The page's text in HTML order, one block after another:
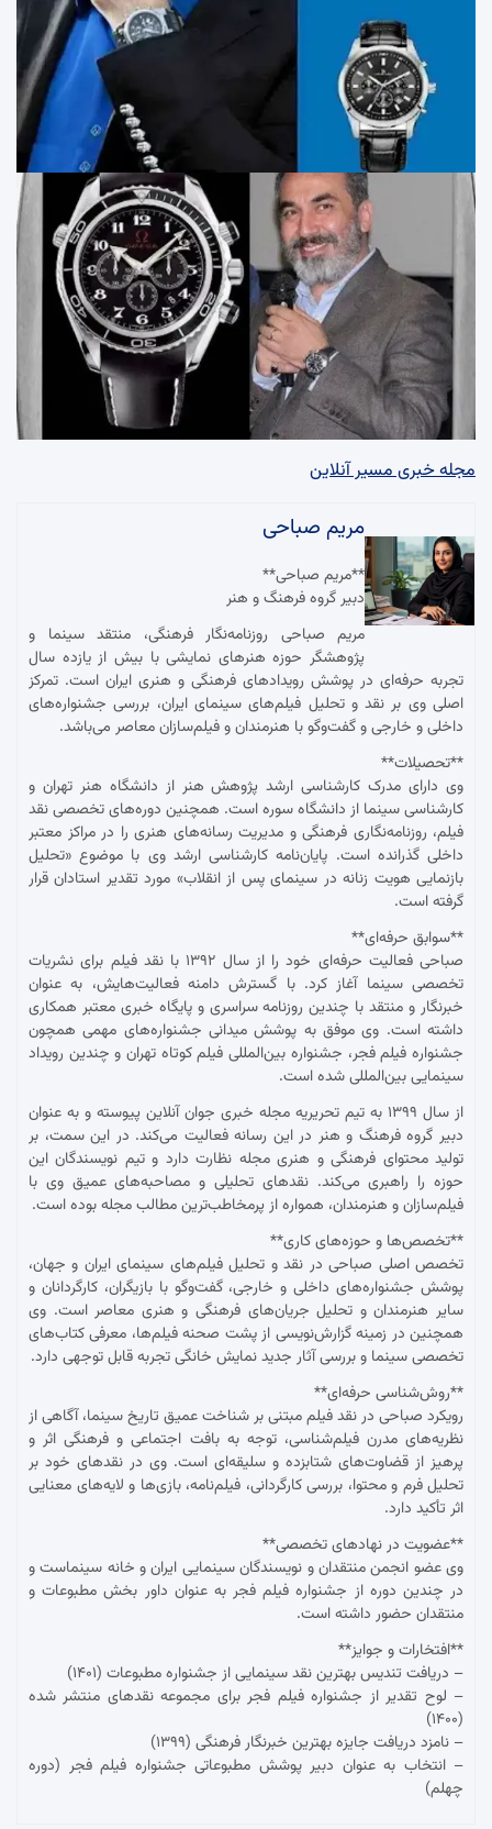
مجله خبری مسیر آنلاین
مریم صباحی
**مریم صباحی**
دبیر گروه فرهنگ و هنر
مریم صباحی روزنامه‌نگار فرهنگی، منتقد سینما و
پژوهشگر حوزه هنرهای نمایشی با بیش از یازده سال
تجربه حرفه‌ای در پوشش رویدادهای فرهنگی و هنری ایران است. تمرکز
اصلی وی بر نقد و تحلیل فیلم‌های سینمای ایران، بررسی جشنواره‌های
داخلی و خارجی و گفت‌وگو با هنرمندان و فیلم‌سازان معاصر می‌باشد.
**تحصیلات**
وی دارای مدرک کارشناسی ارشد پژوهش هنر از دانشگاه هنر تهران و
کارشناسی سینما از دانشگاه سوره است. همچنین دوره‌های تخصصی نقد
فیلم، روزنامه‌نگاری فرهنگی و مدیریت رسانه‌های هنری را در مراکز معتبر
داخلی گذرانده است. پایان‌نامه کارشناسی ارشد وی با موضوع «تحلیل
بازنمایی هویت زنانه در سینمای پس از انقلاب» مورد تقدیر استادان قرار
گرفته است.
**سوابق حرفه‌ای**
صباحی فعالیت حرفه‌ای خود را از سال ۱۳۹۲ با نقد فیلم برای نشریات
تخصصی سینما آغاز کرد. با گسترش دامنه فعالیت‌هایش، به عنوان
خبرنگار و منتقد با چندین روزنامه سراسری و پایگاه خبری معتبر همکاری
داشته است. وی موفق به پوشش میدانی جشنواره‌های مهمی همچون
جشنواره فیلم فجر، جشنواره بین‌المللی فیلم کوتاه تهران و چندین رویداد
سینمایی بین‌المللی شده است.
از سال ۱۳۹۹ به تیم تحریریه مجله خبری جوان آنلاین پیوسته و به عنوان
دبیر گروه فرهنگ و هنر در این رسانه فعالیت می‌کند. در این سمت، بر
تولید محتوای فرهنگی و هنری مجله نظارت دارد و تیم نویسندگان این
حوزه را راهبری می‌کند. نقدهای تحلیلی و مصاحبه‌های عمیق وی با
فیلم‌سازان و هنرمندان، همواره از پرمخاطب‌ترین مطالب مجله بوده است.
**تخصص‌ها و حوزه‌های کاری**
تخصص اصلی صباحی در نقد و تحلیل فیلم‌های سینمای ایران و جهان،
پوشش جشنواره‌های داخلی و خارجی، گفت‌وگو با بازیگران، کارگردانان و
سایر هنرمندان و تحلیل جریان‌های فرهنگی و هنری معاصر است. وی
همچنین در زمینه گزارش‌نویسی از پشت صحنه فیلم‌ها، معرفی کتاب‌های
تخصصی سینما و بررسی آثار جدید نمایش خانگی تجربه قابل توجهی دارد.
**روش‌شناسی حرفه‌ای**
رویکرد صباحی در نقد فیلم مبتنی بر شناخت عمیق تاریخ سینما، آگاهی از
نظریه‌های مدرن فیلم‌شناسی، توجه به بافت اجتماعی و فرهنگی اثر و
پرهیز از قضاوت‌های شتابزده و سلیقه‌ای است. وی در نقدهای خود بر
تحلیل فرم و محتوا، بررسی کارگردانی، فیلم‌نامه، بازی‌ها و لایه‌های معنایی
اثر تأکید دارد.
**عضویت در نهادهای تخصصی**
وی عضو انجمن منتقدان و نویسندگان سینمایی ایران و خانه سینماست و
در چندین دوره از جشنواره فیلم فجر به عنوان داور بخش مطبوعات و
منتقدان حضور داشته است.
**افتخارات و جوایز**
– دریافت تندیس بهترین نقد سینمایی از جشنواره مطبوعات (۱۴۰۱)
– لوح تقدیر از جشنواره فیلم فجر برای مجموعه نقدهای منتشر شده
(۱۴۰۰)
– نامزد دریافت جایزه بهترین خبرنگار فرهنگی (۱۳۹۹)
– انتخاب به عنوان دبیر پوشش مطبوعاتی جشنواره فیلم فجر (دوره
چهلم)